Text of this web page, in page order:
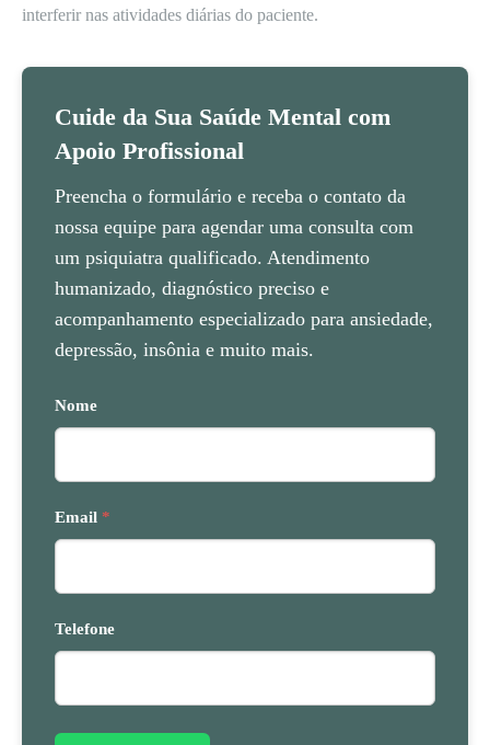
interferir nas atividades diárias do paciente.
Cuide da Sua Saúde Mental com
Apoio Profissional
Preencha o formulário e receba o contato da
nossa equipe para agendar uma consulta com
um psiquiatra qualificado. Atendimento
humanizado, diagnóstico preciso e
acompanhamento especializado para ansiedade,
depressão, insônia e muito mais.
Nome
Email *
Telefone